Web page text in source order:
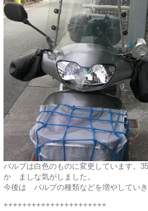
バルブは白色のものに変更しています。
か ましな気がしました。
今後は バルブの種類などを増やしてい
++++++++++++++++++++++